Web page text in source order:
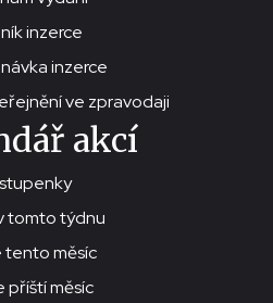
inzerce
inzerce
ve zpravodaji
akcí
tomto týdnu
tento měsíc
příští měsíc